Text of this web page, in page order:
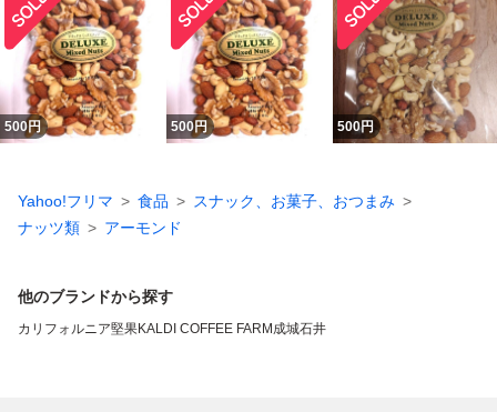
500円 500円 500円
Yahoo!フリマ 食品
スナック、お菓子、おつまみ
ナッツ類
アーモンド
他のブランドから探す
カリフォルニア堅果KALDI COFFEE FARM 成城石井